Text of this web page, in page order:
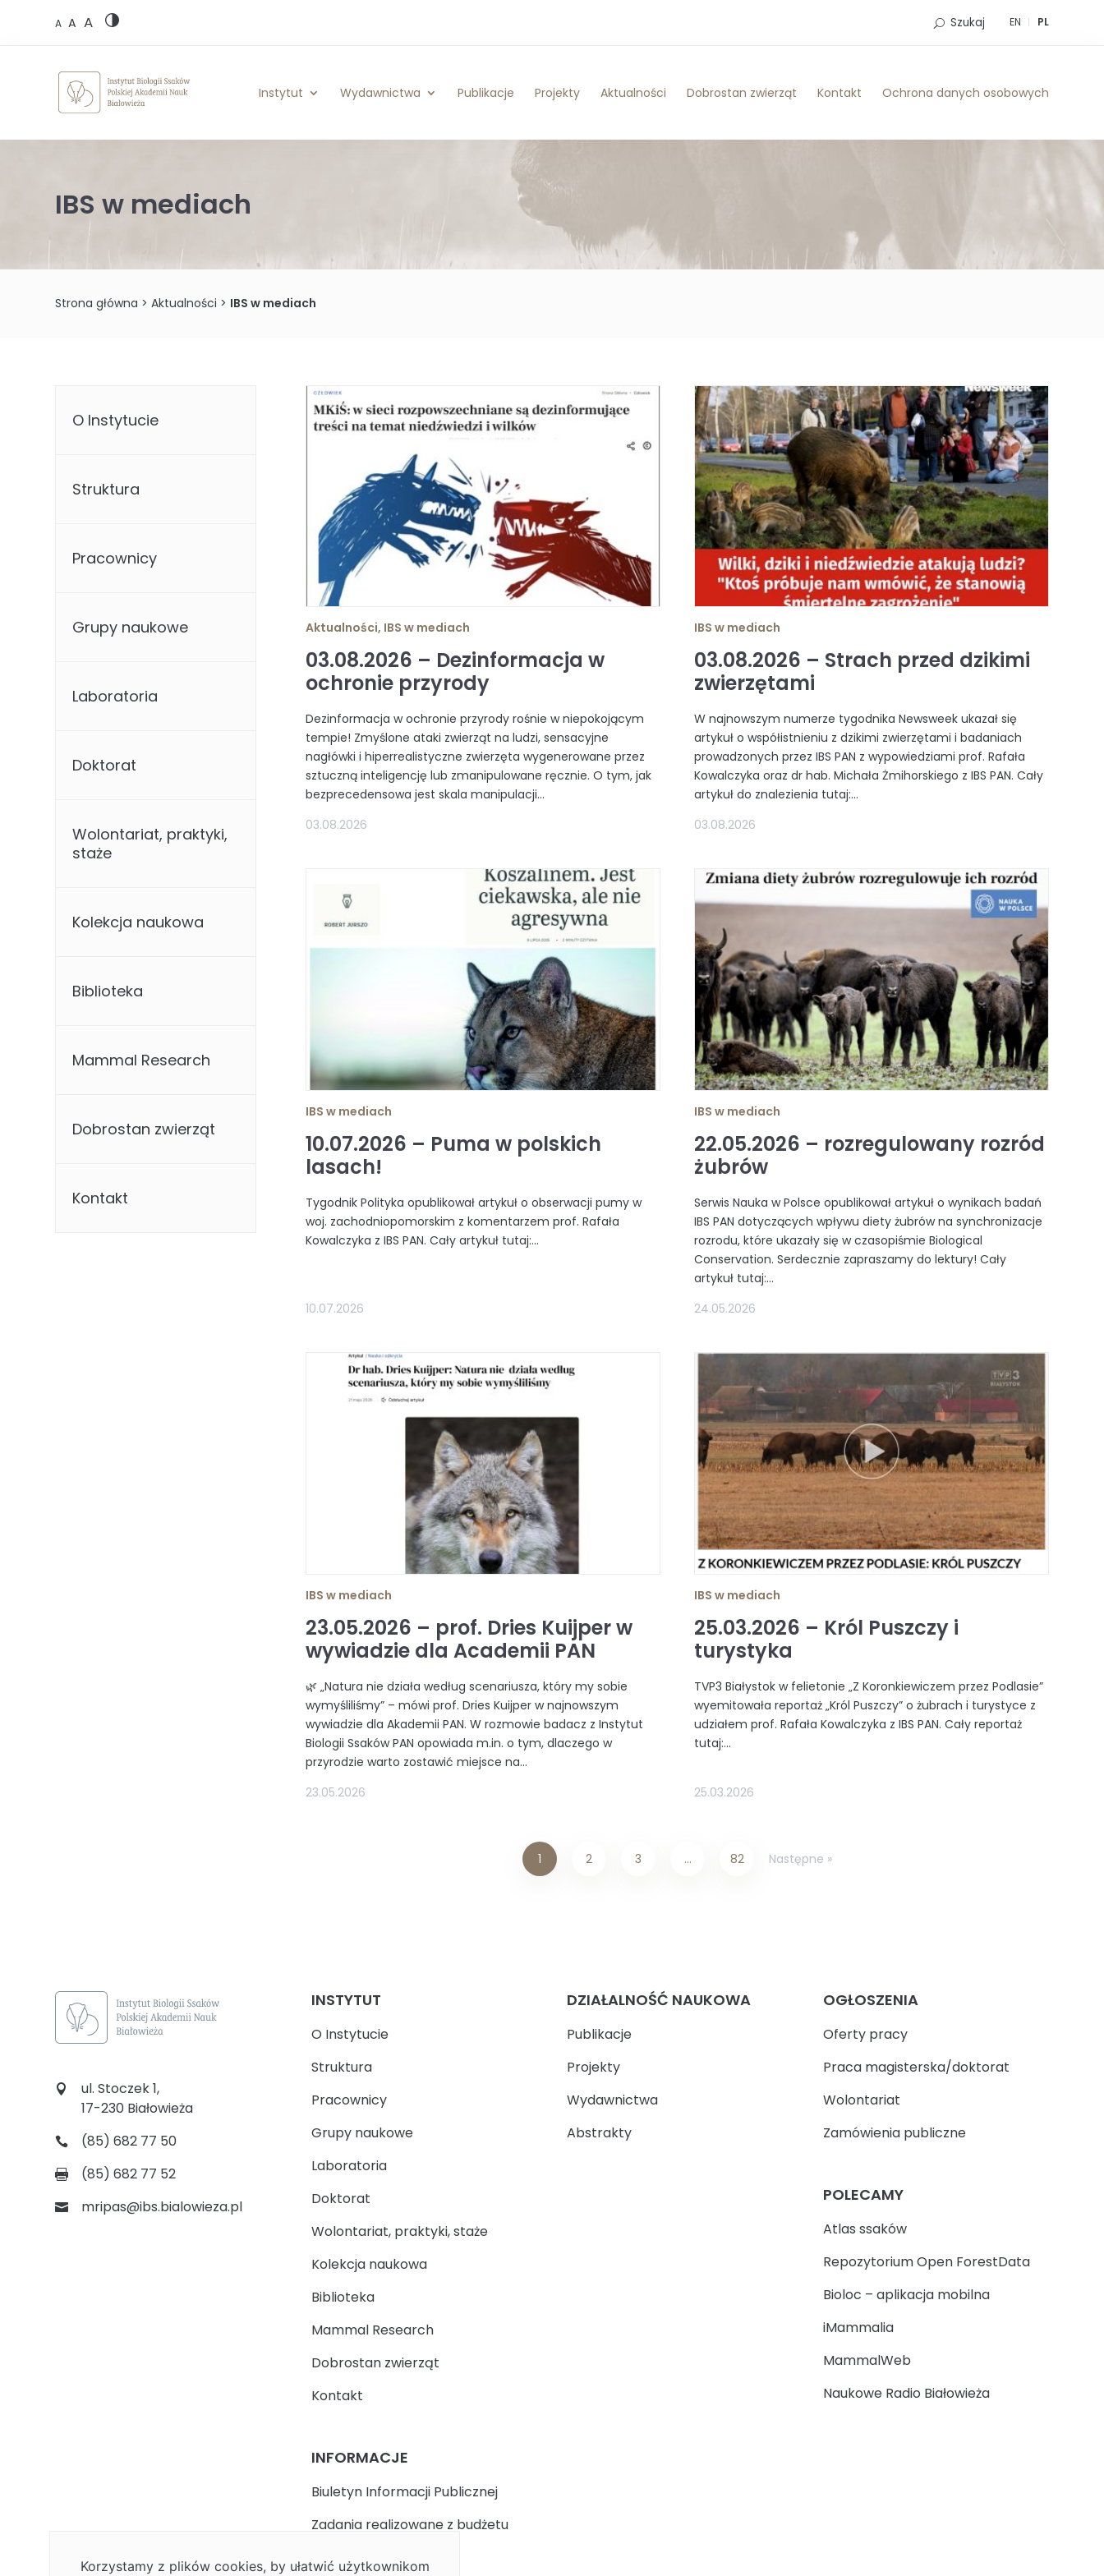
A A A EN PL
Szukaj
Instytut Wydawnictwa Publikacje Projekty Aktualności Dobrostan zwierząt Kontakt Ochrona danych osobowych
IBS w mediach
Strona główna >Aktualności > IBS w mediach
Aktualności, IBS w mediach
03.08.2026 – Dezinformacja w
ochronie przyrody
Dezinformacja w ochronie przyrody rośnie w niepokojącym
tempie! Zmyślone ataki zwierząt na ludzi, sensacyjne
nagłówki i hiperrealistyczne zwierzęta wygenerowane przez
sztuczną inteligencję lub zmanipulowane ręcznie. O tym, jak
bezprecedensowa jest skala manipulacji...
03.08.2026
IBS w mediach
03.08.2026 – Strach przed dzikimi
zwierzętami
W najnowszym numerze tygodnika Newsweek ukazał się
artykuł o współistnieniu z dzikimi zwierzętami i badaniach
prowadzonych przez IBS PAN z wypowiedziami prof. Rafała
Kowalczyka oraz dr hab. Michała Żmihorskiego z IBS PAN. Cały
artykuł do znalezienia tutaj:...
03.08.2026
IBS w mediach
10.07.2026 – Puma w polskich
lasach!
Tygodnik Polityka opublikował artykuł o obserwacji pumy w
woj. zachodniopomorskim z komentarzem prof. Rafała
Kowalczyka z IBS PAN. Cały artykuł tutaj:...
10.07.2026
IBS w mediach
22.05.2026 – rozregulowany rozród
żubrów
Serwis Nauka w Polsce opublikował artykuł o wynikach badań
IBS PAN dotyczących wpływu diety żubrów na synchronizacje
rozrodu, które ukazały się w czasopiśmie Biological
Conservation. Serdecznie zapraszamy do lektury! Cały
artykuł tutaj:...
24.05.2026
IBS w mediach
23.05.2026 – prof. Dries Kuijper w
wywiadzie dla Academii PAN
🌿 „Natura nie działa według scenariusza, który my sobie
wymyśliliśmy” – mówi prof. Dries Kuijper w najnowszym
wywiadzie dla Akademii PAN. W rozmowie badacz z Instytut
Biologii Ssaków PAN opowiada m.in. o tym, dlaczego w
przyrodzie warto zostawić miejsce na...
23.05.2026
IBS w mediach
25.03.2026 – Król Puszczy i
turystyka
TVP3 Białystok w felietonie „Z Koronkiewiczem przez Podlasie”
wyemitowała reportaż „Król Puszczy” o żubrach i turystyce z
udziałem prof. Rafała Kowalczyka z IBS PAN. Cały reportaż
tutaj:...
25.03.2026
1 2 3 … 82 Następne »
O Instytucie
Struktura
Pracownicy
Grupy naukowe
Laboratoria
Doktorat
Wolontariat, praktyki,
staże
Kolekcja naukowa
Biblioteka
Mammal Research
Dobrostan zwierząt
Kontakt
ul. Stoczek 1,
17-230 Białowieża
(85) 682 77 50
(85) 682 77 52
mripas@ibs.bialowieza.pl
INSTYTUT
O Instytucie
Struktura
Pracownicy
Grupy naukowe
Laboratoria
Doktorat
Wolontariat, praktyki, staże
Kolekcja naukowa
Biblioteka
Mammal Research
Dobrostan zwierząt
Kontakt
INFORMACJE
Biuletyn Informacji Publicznej
Zadania realizowane z budżetu
DZIAŁALNOŚĆ NAUKOWA
Publikacje
Projekty
Wydawnictwa
Abstrakty
OGŁOSZENIA
Oferty pracy
Praca magisterska/doktorat
Wolontariat
Zamówienia publiczne
POLECAMY
Atlas ssaków
Repozytorium Open ForestData
Bioloc – aplikacja mobilna
iMammalia
MammalWeb
Naukowe Radio Białowieża
Korzystamy z plików cookies, by ułatwić użytkownikom